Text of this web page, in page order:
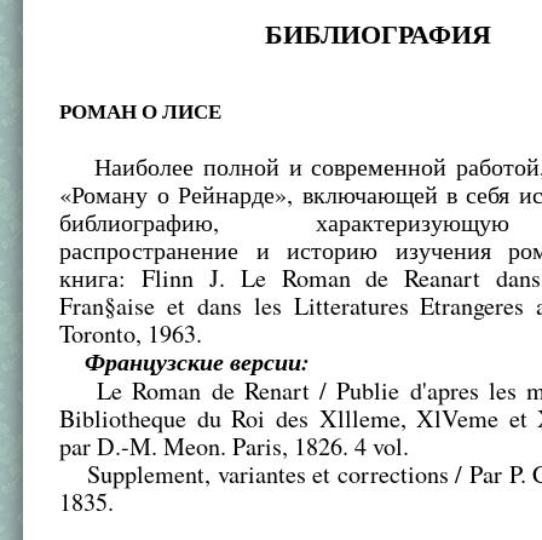
БИБЛИОГРАФИЯ
РОМАН О ЛИСЕ
Наиболее полной и современной
«Роману о Рейнарде», включающей в себя
библиографию,
распространение и историю изучения
книга: Flinn J. Le Roman de Reanart
Fran§aise et dans les Litteratures Etrangeres
Toronto, 1963.
Французские версии:
Le Roman de Renart / Publie d'apres les
Bibliotheque du Roi des Xllleme, XlVeme et
par D.-M. Meon. Paris, 1826. 4 vol.
Supplement, variantes et corrections / Par P.
1835.